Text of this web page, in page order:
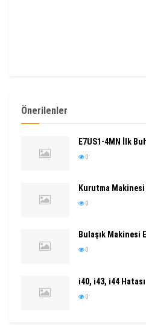
Önerilenler
E7US1-4MN İlk
0
Kurutma Makinesi
0
Bulaşık Makinesi
0
i40, i43, i44 Hatası
0